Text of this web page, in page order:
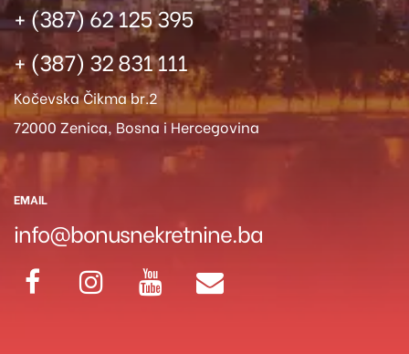
+ (387) 62 125 395
+ (387) 32 831 111
Kočevska Čikma br.2
72000 Zenica, Bosna i Hercegovina
EMAIL
info@bonusnekretnine.ba